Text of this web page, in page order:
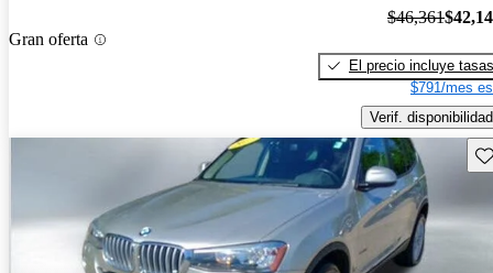
Gran oferta
$46,361
El precio incluye tasas
$791/mes
Verif. disponibilidad